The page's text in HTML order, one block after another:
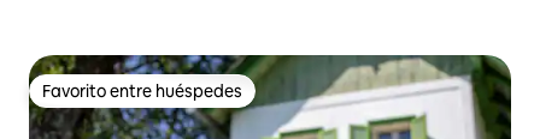
Favorito entre huéspedes
Favorito entre huéspedes